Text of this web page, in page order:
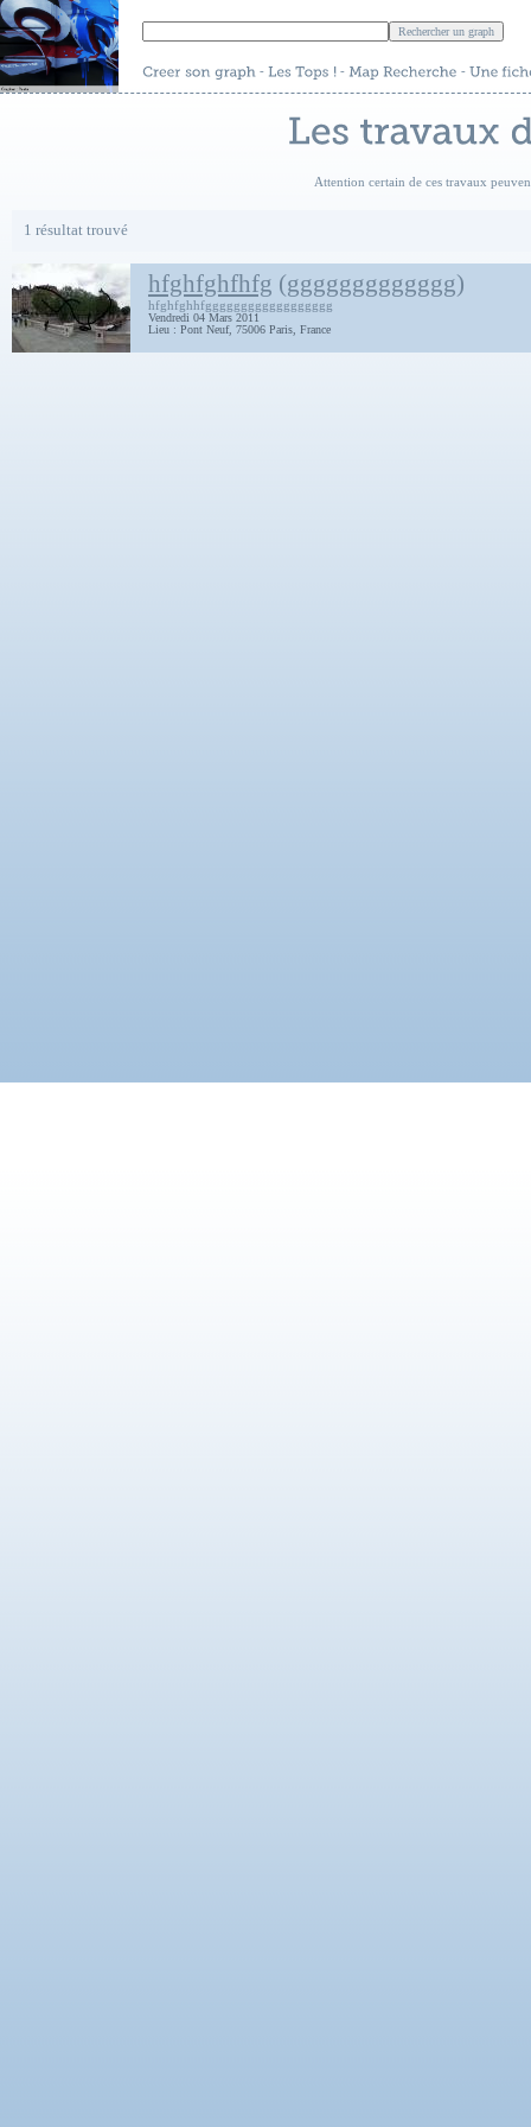
- - -
Attention certain de ces travaux
1 résultat trouvé
hfghfghfhfg (ggggggggggggg)
hfghfghhfgggggggggggggggggg
Vendredi 04 Mars 2011
Lieu : Pont Neuf, 75006 Paris, France